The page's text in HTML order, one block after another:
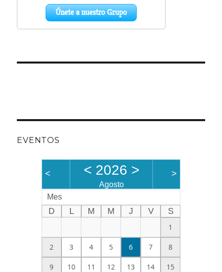
EVENTOS
< < 2026 >
Agosto
>
Mes
D L M M J V
S
1
2 3 4 5 6 7 8
9 10 11 12 13 14 15